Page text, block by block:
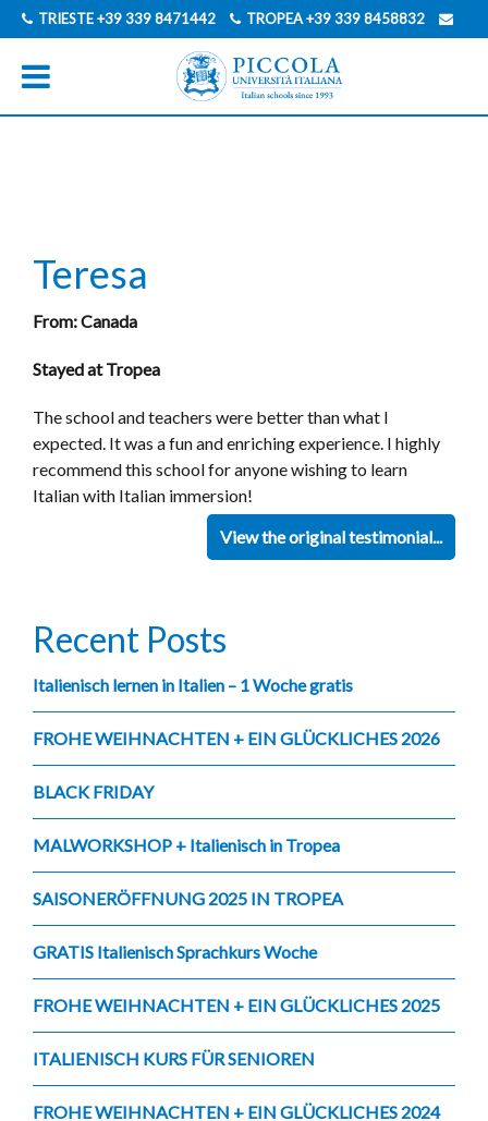
TRIESTE+39 339 8471442 TROPEA+39 339 8458832
INFO@PICCOLAUNIVERSITAITALIANA.COM
ENGLISCH
Teresa
From: Canada
Stayed at Tropea
The school and teachers were better than what I
expected. It was a fun and enriching experience. I highly
recommend this school for anyone wishing to learn
Italian with Italian immersion!
View the original testimonial...
Recent Posts
Italienisch lernen in Italien – 1 Woche gratis
FROHE WEIHNACHTEN + EIN GLÜCKLICHES 2026
BLACK FRIDAY
MALWORKSHOP + Italienisch in Tropea
SAISONERÖFFNUNG 2025 IN TROPEA
GRATIS Italienisch Sprachkurs Woche
FROHE WEIHNACHTEN + EIN GLÜCKLICHES 2025
ITALIENISCH KURS FÜR SENIOREN
FROHE WEIHNACHTEN + EIN GLÜCKLICHES 2024